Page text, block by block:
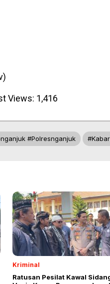
Views: 1,416
#polresnganjuk
Kriminal
Ratusan Pesilat Kawal